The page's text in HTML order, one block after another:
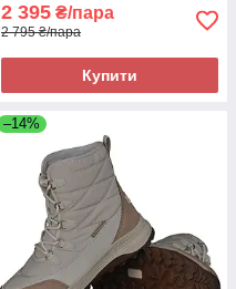
2 395 ₴/пара
2 795 ₴/пара
Купити
–14%